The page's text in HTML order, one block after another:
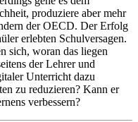
produziere aber mehr
der OECD. Der Erfolg
erlebten Schulversagen.
sich, woran das liegen
der Lehrer und
Unterricht dazu
zu reduzieren? Kann er
verbessern?